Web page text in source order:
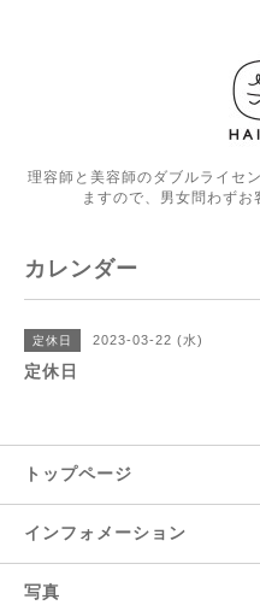
理容師と美容師のダブルライセ
ますので、男女問わずお
カレンダー
定休日 2023-03-22 (水)
定休日
トップページ
インフォメーション
写真